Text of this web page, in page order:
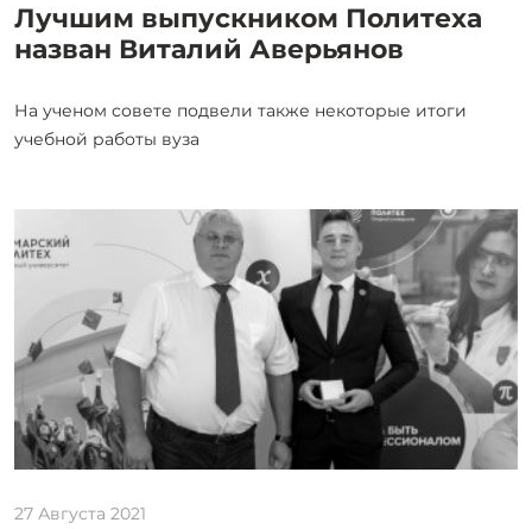
Лучшим выпускником Политеха
назван Виталий Аверьянов
На ученом совете подвели также некоторые итоги
учебной работы вуза
27 Августа 2021